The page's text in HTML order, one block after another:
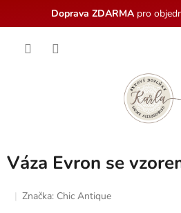
Doprava ZDARMApro
Váza Evron se
Značka: Chic Antique